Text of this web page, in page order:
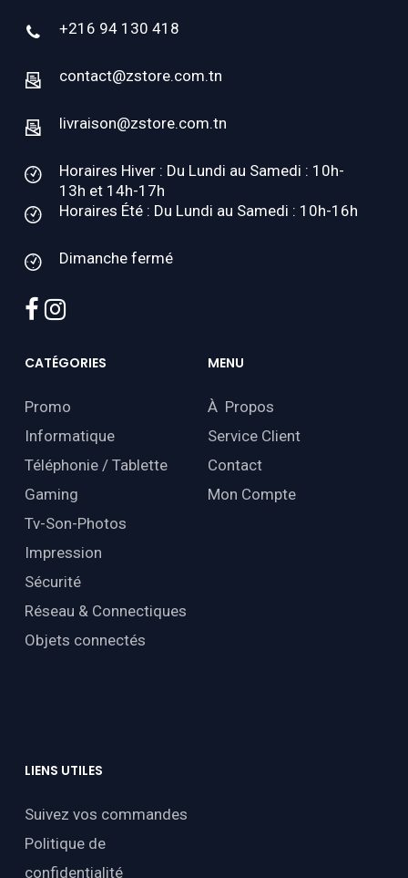
+216 94 130 418
contact@zstore.com.tn
livraison@zstore.com.tn
Horaires Hiver : Du Lundi au Samedi : 10h-
13h et 14h-17h
Horaires Été : Du Lundi au Samedi : 10h-16h
Dimanche fermé
facebook
instagram
CATÉGORIES
Promo
Informatique
Téléphonie / Tablette
Gaming
Tv-Son-Photos
Impression
Sécurité
Réseau & Connectiques
Objets connectés
MENU
À Propos
Service Client
Contact
Mon Compte
LIENS UTILES
Suivez vos commandes
Politique de
confidentialité